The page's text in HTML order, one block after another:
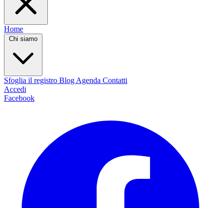
Home
Chi siamo
Sfoglia il registro Blog Agenda Contatti
Accedi
Facebook